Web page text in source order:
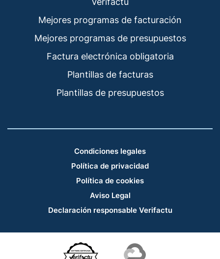
Mejores programas de facturación
Mejores programas de presupuestos
Factura electrónica obligatoria
Plantillas de facturas
Plantillas de presupuestos
Condiciones legales
Política de privacidad
Política de cookies
Aviso Legal
Declaración responsable Verifactu